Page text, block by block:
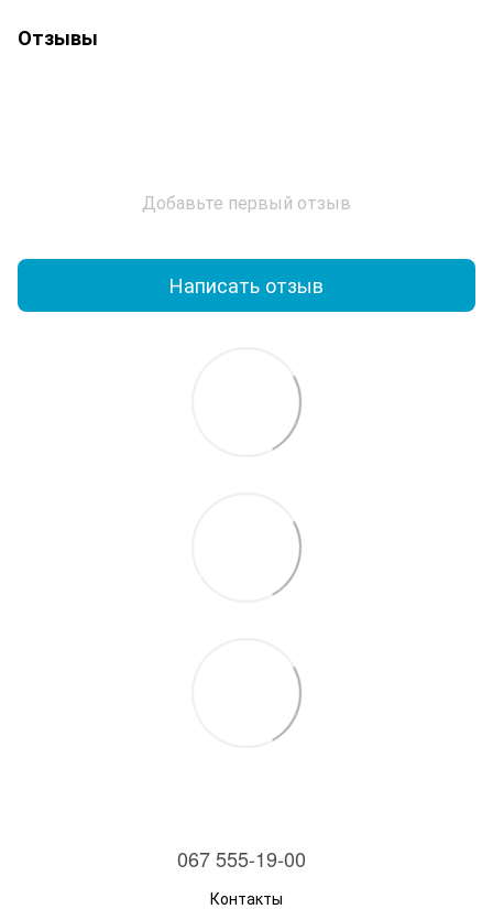
Отзывы
Добавьте первый отзыв
Написать отзыв
067 555-19-00
Контакты